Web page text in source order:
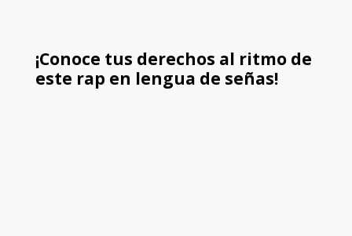
¡Conoce tus derechos al ritmo de
este rap en lengua de señas!